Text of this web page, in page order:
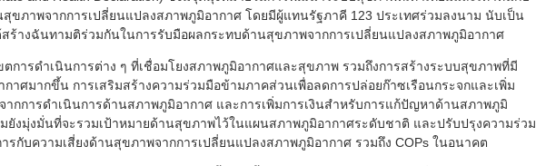
ขภาพจากการเปลี่ยนแปลงสภาพภูมิอากาศ โดยมีผู้แทนรัฐภาคี 123 ประเทศร่วมลงนาม นับเป็น
ร้างฉันทามติร่วมกันในการรับมือผลกระทบด้านสุขภาพจากการเปลี่ยนแปลงสภาพภูมิอากาศ
ารดำเนินการต่าง ๆ ที่เชื่อมโยงสภาพภูมิอากาศและสุขภาพ รวมถึงการสร้างระบบสุขภาพที่มี
าศมากขึ้น การเสริมสร้างความร่วมมือข้ามภาคส่วนเพื่อลดการปล่อยก๊าซเรือนกระจกและเพิ่ม
กการดำเนินการด้านสภาพภูมิอากาศ และการเพิ่มการเงินสำหรับการแก้ปัญหาด้านสภาพภูมิ
ยังมุ่งมั่นที่จะรวมเป้าหมายด้านสุขภาพไว้ในแผนสภาพภูมิอากาศระดับชาติ และปรับปรุงความร่วม
ารกับความเสี่ยงด้านสุขภาพจากการเปลี่ยนแปลงสภาพภูมิอากาศ รวมถึง COPs ในอนาคต